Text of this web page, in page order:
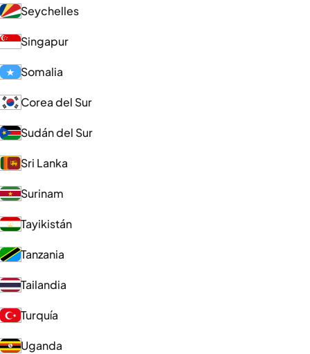
Seychelles
Singapur
Somalia
Corea del Sur
Sudán del Sur
Sri Lanka
Surinam
Tayikistán
Tanzania
Tailandia
Turquía
Uganda